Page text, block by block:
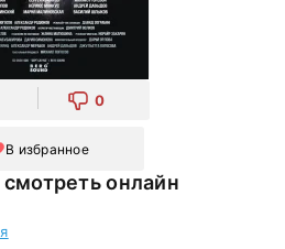
(2026) смотреть онлайн
0
В избранное